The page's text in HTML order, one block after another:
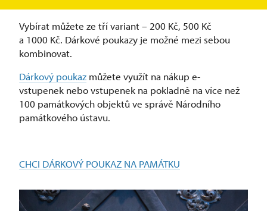
potěší nejen příznivce hradů a zámků.
Vybírat můžete ze tří variant –⁠ 200 Kč, 500 Kč
a 1000 Kč. Dárkové poukazy je možné mezi sebou
kombinovat.
Dárkový poukaz můžete využít na nákup e-
vstupenek nebo vstupenek na pokladně na více než
100 památkových objektů ve správě Národního
památkového ústavu.
CHCI DÁRKOVÝ POUKAZ NA PAMÁTKU